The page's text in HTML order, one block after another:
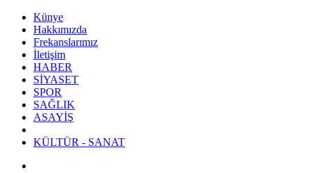
Künye
Hakkımızda
Frekanslarımız
İletişim
HABER
SİYASET
SPOR
SAĞLIK
ASAYİŞ
KÜLTÜR - SANAT